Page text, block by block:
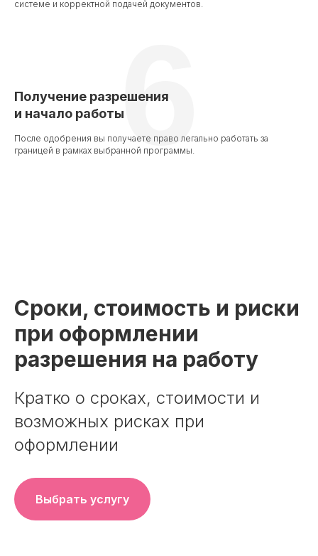
системе и корректной подачей документов.
Получение разрешения
и начало работы
После одобрения вы получаете право легально работать за
границей в рамках выбранной программы.
6
Сроки, стоимость и риски
при оформлении
разрешения на работу
Кратко о сроках, стоимости и
возможных рисках при
оформлении
Выбрать услугу
Оставить заявку